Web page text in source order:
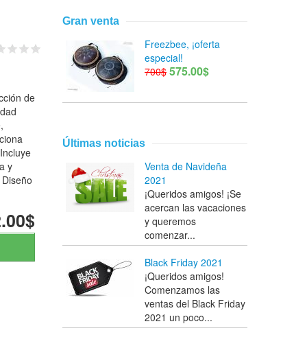
de
y
Gran venta
Freezbee, ¡oferta
especial!
700$ 575.00$
Últimas noticias
Venta de Navideña
2021
¡Queridos amigos! ¡Se
acercan las vacaciones
y queremos
comenzar...
Black Friday 2021
¡Queridos amigos!
Comenzamos las
ventas del Black Friday
2021 un poco...